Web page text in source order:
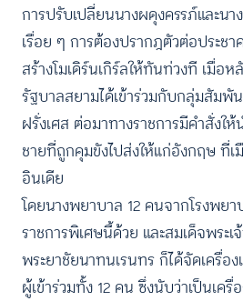
การปรับเปลี่ยนนางผดุงครรภ์และน
เรื่อย ๆ การต้องปรากฎตัวต่อประชา
สร้างโมเดิร์นเกิร์ลให้ทันท่วงที เมื่อ
รัฐบาลสยามได้เข้าร่วมกับกลุ่มสัมพั
ฝรั่งเศส ต่อมาทางราชการมีคำสั่ง
ชายที่ถูกคุมขังไปส่งให้แก่อังกฤษ ที่เ
อินเดีย
โดยนางพยาบาล 12 คนจากโรงพยา
ราชการพิเศษนี้ด้วย และสมเด็จพระเ
พระยาชัยนาทนเรนทร ก็ได้จัดเครื่อ
ผู้เข้าร่วมทั้ง 12 คน ซึ่งนับว่าเป็นเค